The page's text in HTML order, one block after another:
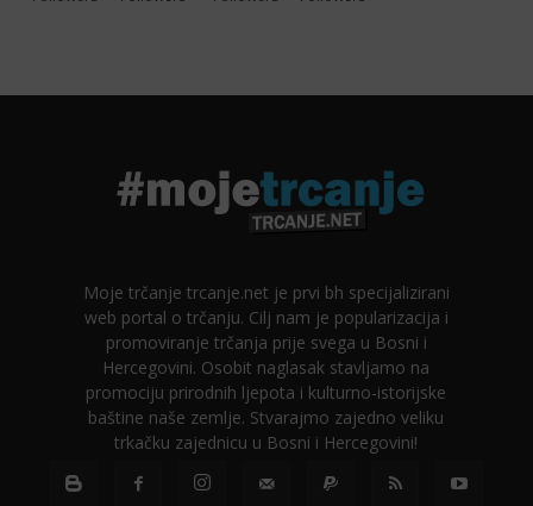
Moje trčanje trcanje.net je prvi bh specijalizirani
web portal o trčanju. Cilj nam je popularizacija i
promoviranje trčanja prije svega u Bosni i
Hercegovini. Osobit naglasak stavljamo na
promociju prirodnih ljepota i kulturno-istorijske
baštine naše zemlje. Stvarajmo zajedno veliku
trkačku zajednicu u Bosni i Hercegovini!